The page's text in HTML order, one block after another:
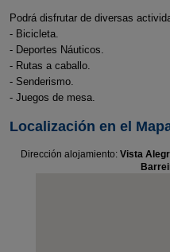
Podrá disfrutar de diversas
- Bicicleta.
- Deportes Náuticos.
- Rutas a caballo.
- Senderismo.
- Juegos de mesa.
Localización en el
Dirección alojamiento: Vista